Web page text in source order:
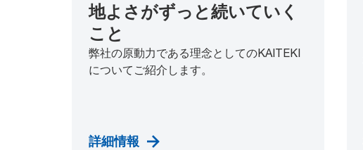
地よさがずっと続いていく
こと
弊社の原動力である理念としてのKAITEKI
についてご紹介します。
詳細情報